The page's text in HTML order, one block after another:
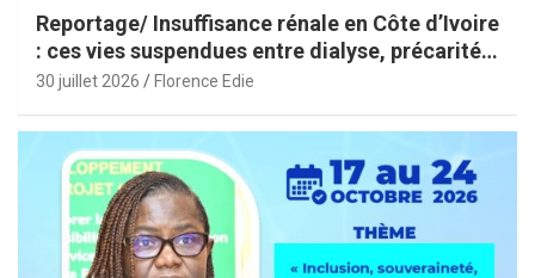
Reportage/ Insuffisance rénale en Côte d’Ivoire
: ces vies suspendues entre dialyse, précarité
et espoir
30 juillet 2026 Florence Edie